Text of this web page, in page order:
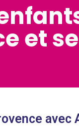
et
avec